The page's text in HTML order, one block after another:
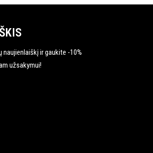
naujienlaiškį ir gaukite -10%
užsakymui!